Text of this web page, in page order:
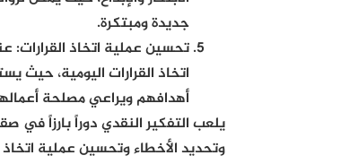
جديدة ومبتكرة.
تحسين عملية اتخاذ القرارات:
اتخاذ القرارات اليومية، حيث
أهدافهم ويراعي مصلحة
يلعب التفكير النقدي دوراً بارزاً في
وتحديد الأخطاء وتحسين عملية